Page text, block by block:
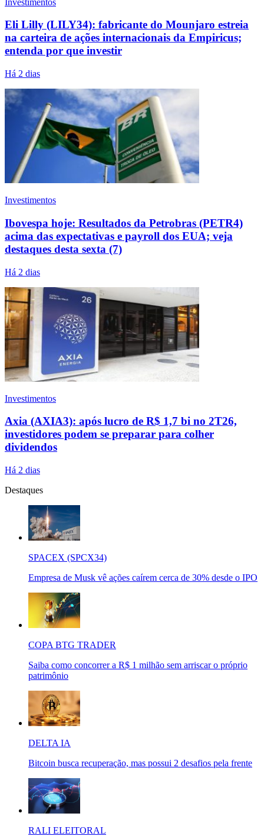
Eli Lilly (LILY34): fabricante do Mounjaro estreia
na carteira de ações internacionais da Empiricus;
entenda por que investir
Há 2 dias
Investimentos
Ibovespa hoje: Resultados da Petrobras (PETR4)
acima das expectativas e payroll dos EUA; veja
destaques desta sexta (7)
Há 2 dias
Investimentos
Axia (AXIA3): após lucro de R$ 1,7 bi no 2T26,
investidores podem se preparar para colher
dividendos
Há 2 dias
Destaques
SPACEX (SPCX34)
Empresa de Musk vê ações caírem cerca de 30% desde o IPO
COPA BTG TRADER
Saiba como concorrer a R$ 1 milhão sem arriscar o próprio
patrimônio
DELTA IA
Bitcoin busca recuperação, mas possui 2 desafios pela frente
RALI ELEITORAL